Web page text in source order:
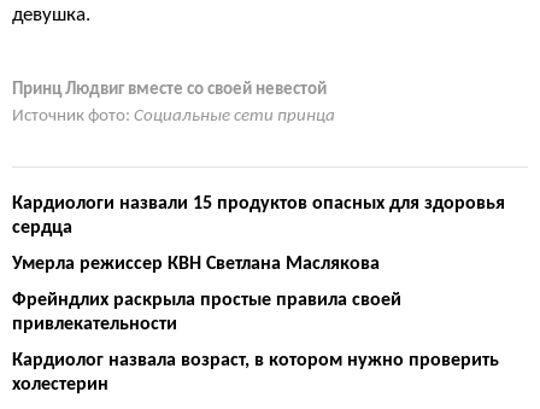
девушка.
Принц Людвиг вместе со своей невестой
Источник фото: Социальные сети принца
Кардиологи назвали 15 продуктов опасных для здоровья
сердца
Умерла режиссер КВН Светлана Маслякова
Фрейндлих раскрыла простые правила своей
привлекательности
Кардиолог назвала возраст, в котором нужно проверить
холестерин